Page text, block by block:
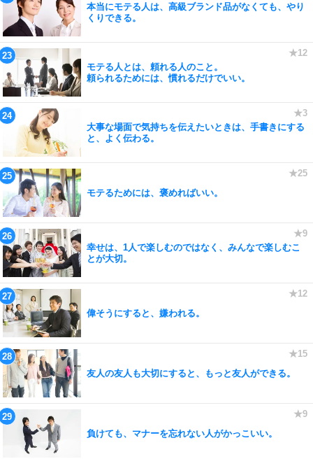
本当にモテる人は、高級ブランド品がなくても、やり
くりできる。
モテる人とは、頼れる人のこと。
頼られるためには、慣れるだけでいい。
大事な場面で気持ちを伝えたいときは、手書きにする
と、よく伝わる。
モテるためには、褒めればいい。
幸せは、1人で楽しむのではなく、みんなで楽しむこ
とが大切。
偉そうにすると、嫌われる。
友人の友人も大切にすると、もっと友人ができる。
負けても、マナーを忘れない人がかっこいい。